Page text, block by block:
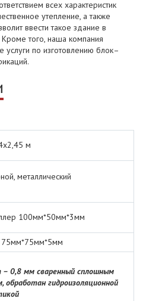
всех характеристик
утепление, а также
ввести такое здание в
Кроме того, наша компания
услуги по изготовлению блок–
м
металлический
100мм*50мм*3мм
75мм*75мм*5мм
– 0,8 мм сваренный сплошным
обработан гидроизоляционной